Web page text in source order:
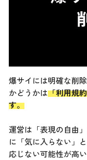
爆サイには明確な削
かどうかは「利用規
す。
運営は「表現の自由
に「気に入らない」
応じない可能性が高い